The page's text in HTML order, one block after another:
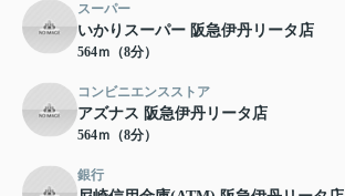
スーパー
いかりスーパー 阪急伊丹リータ店
564ｍ（8分）
コンビニエンスストア
アズナス 阪急伊丹リータ店
564ｍ（8分）
銀行